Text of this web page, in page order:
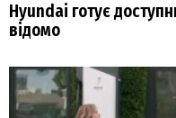
Hyundai готує
відомо